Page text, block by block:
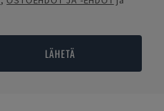
LÄHETÄ